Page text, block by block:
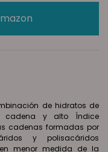
de hidratos de
cadena y alto Índice
cadenas formadas por
y polisacáridos
menor medida de la